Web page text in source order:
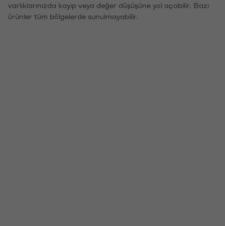
varlıklarınızda kayıp veya değer düşüşüne yol açabilir. Bazı
ürünler tüm bölgelerde sunulmayabilir.